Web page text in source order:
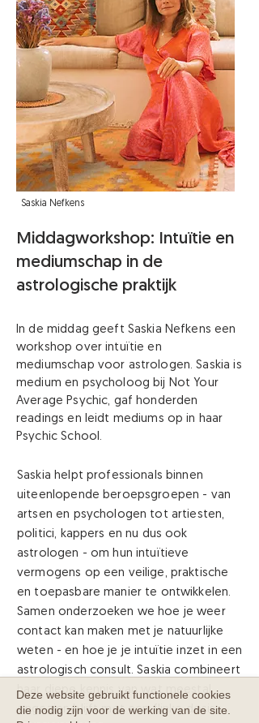
Saskia Nefkens
Middagworkshop: Intuïtie en
mediumschap in de
astrologische praktijk
In de middag geeft Saskia Nefkens een
workshop over intuïtie en
mediumschap voor astrologen. Saskia is
medium en psycholoog bij Not Your
Average Psychic, gaf honderden
readings en leidt mediums op in haar
Psychic School.
Saskia helpt professionals binnen
uiteenlopende beroepsgroepen - van
artsen en psychologen tot artiesten,
politici, kappers en nu dus ook
astrologen - om hun intuïtieve
vermogens op een veilige, praktische
en toepasbare manier te ontwikkelen.
Samen onderzoeken we hoe je weer
contact kan maken met je natuurlijke
weten - en hoe je je intuïtie inzet in een
astrologisch consult. Saskia combineert
haar diepe kennis van wat meestal
ongezien blijft met een flinke dosis
Deze website gebruikt functionele cookies
die nodig zijn voor de werking van de site.